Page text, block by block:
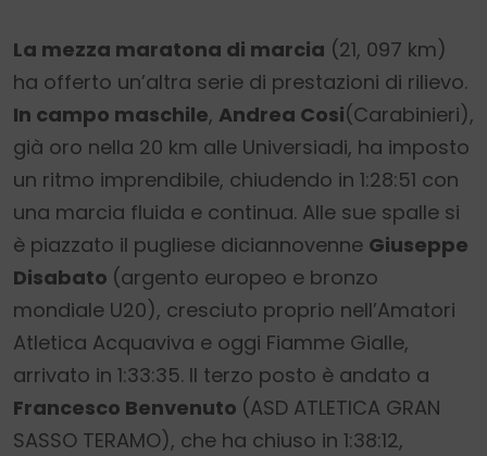
La mezza maratona di marcia (21, 097 km)
ha offerto un’altra serie di prestazioni di rilievo.
In campo maschile, Andrea Cosi(Carabinieri),
già oro nella 20 km alle Universiadi, ha imposto
un ritmo imprendibile, chiudendo in 1:28:51 con
una marcia fluida e continua. Alle sue spalle si
è piazzato il pugliese diciannovenne Giuseppe
Disabato (argento europeo e bronzo
mondiale U20), cresciuto proprio nell’Amatori
Atletica Acquaviva e oggi Fiamme Gialle,
arrivato in 1:33:35. Il terzo posto è andato a
Francesco Benvenuto (ASD ATLETICA GRAN
SASSO TERAMO), che ha chiuso in 1:38:12,